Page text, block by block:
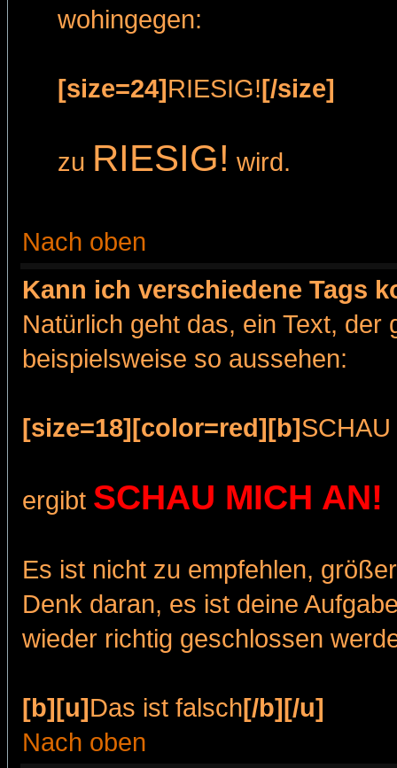
wohingegen:
[size=24]RIESIG![/size]
zu RIESIG! wird.
Nach oben
Kann ich verschiedene Tags
Natürlich geht das, ein Text,
beispielsweise so aussehen:
[size=18][color=red][b]
ergibt SCHAU MICH AN!
Es ist nicht zu empfehlen,
Denk daran, es ist deine
wieder richtig geschlossen
[b][u]Das ist falsch[/b][/u]
Nach oben